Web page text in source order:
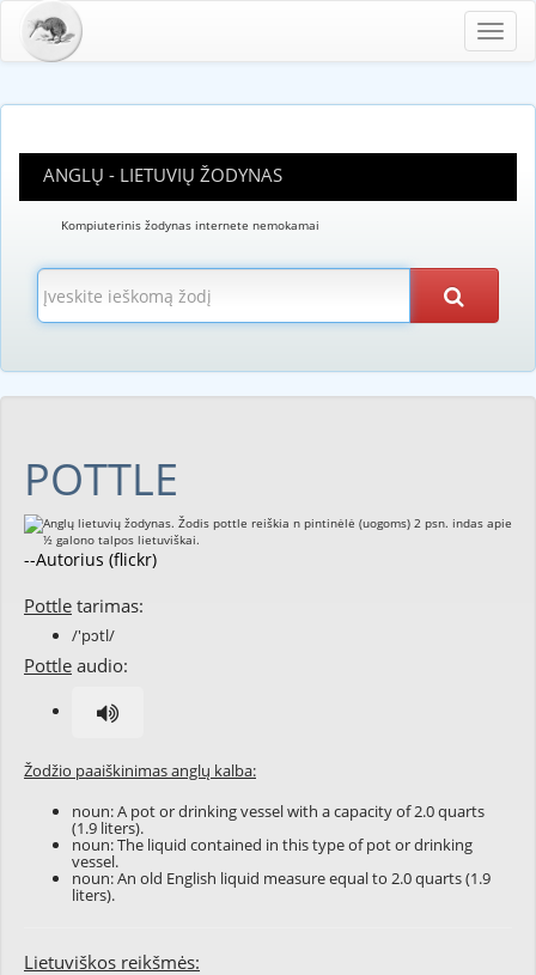
ANGLŲ - LIETUVIŲ ŽODYNAS
Kompiuterinis žodynas internete nemokamai
POTTLE
--Autorius (flickr)
Pottle tarimas:
/'pɔtl/
Pottle audio:
Žodžio paaiškinimas anglų kalba:
noun: A pot or drinking vessel with a capacity of 2.0 quarts
(1.9 liters).
noun: The liquid contained in this type of pot or drinking
vessel.
noun: An old English liquid measure equal to 2.0 quarts (1.9
liters).
Lietuviškos reikšmės: